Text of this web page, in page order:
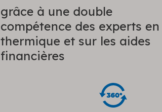
grâce à une double
compétence des experts en
thermique et sur les aides
financières